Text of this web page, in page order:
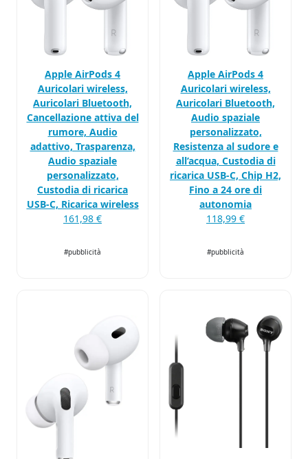
Apple AirPods 4
Auricolari wireless,
Auricolari Bluetooth,
Cancellazione attiva del
rumore, Audio
adattivo, Trasparenza,
Audio spaziale
personalizzato,
Custodia di ricarica
USB-C, Ricarica wireless
161,98 €
#pubblicità
Apple AirPods 4
Auricolari wireless,
Auricolari Bluetooth,
Audio spaziale
personalizzato,
Resistenza al sudore e
all’acqua, Custodia di
ricarica USB-C, Chip H2,
Fino a 24 ore di
autonomia
118,99 €
#pubblicità